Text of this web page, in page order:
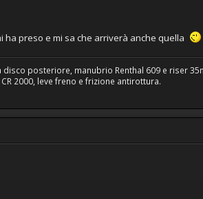
ha preso e mi sa che arriverà anche quella
disco posteriore, manubrio Renthal 609 e riser
2000, leve freno e frizione antirottura.